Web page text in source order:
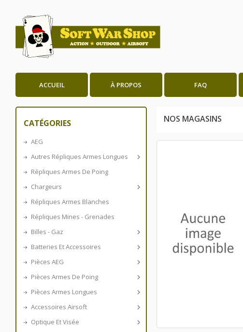
ACCUEIL À PROPOS FAQ
CATÉGORIES
AEG

Autres Répliques Armes Longues
Répliques Armes De Poing

Chargeurs
Répliques Armes Blanches
Répliques Mines - Grenades

Billes - Gaz

Batteries Et Accessoires

Pièces AEG

Pièces Armes De Poing

Pièces Armes Longues

Accessoires Airsoft

Optique Et Visée
NOS MAGASINS